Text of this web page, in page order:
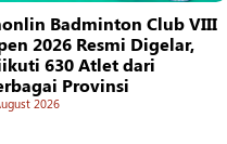
Badminton Club VIII
2026 Resmi Digelar,
630 Atlet dari
Provinsi
2026